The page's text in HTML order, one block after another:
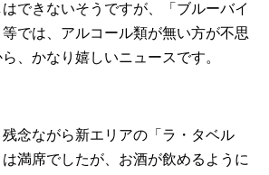
できないそうですが、「ブルーバイ
では、アルコール類が無い方が不思
、かなり嬉しいニュースです。
念ながら新エリアの「ラ・タベル
満席でしたが、お酒が飲めるように